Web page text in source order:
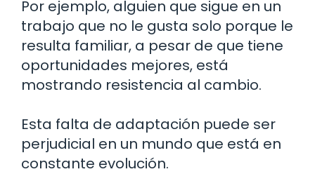
Por ejemplo, alguien que sigue en un
trabajo que no le gusta solo porque le
resulta familiar, a pesar de que tiene
oportunidades mejores, está
mostrando resistencia al cambio.
Esta falta de adaptación puede ser
perjudicial en un mundo que está en
constante evolución.